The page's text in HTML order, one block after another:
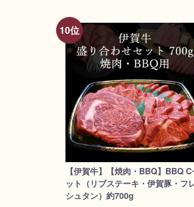
【伊賀牛】【焼肉・BBQ】BBQ C
ット（リブステーキ・伊賀豚・フ
シュタン）約700g